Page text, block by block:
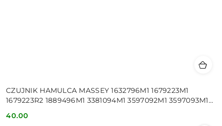
CZUJNIK HAMULCA MASSEY 1632796M1 1679223M1
1679223R2 1889496M1 3381094M1 3597092M1 3597093M1
Cena:
40.00